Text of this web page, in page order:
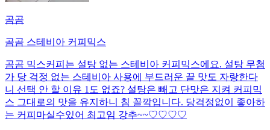
곰곰
곰곰 스테비아 커피믹스
곰곰 믹스커피는 설탕 없는 스테비아 커피믹스에요. 설탕 무첨
가 당 걱정 없는 스테비아 사용에 부드러운 끝 맛도 자랑한다
니 선택 안 할 이유 1도 없죠? 설탕은 빼고 단맛은 지켜 커피믹
스 그대로의 맛을 유지하니 침 꼴깍입니다. 당걱정없이 좋아하
는 커피마실수있어 최고임 강추~~♡♡♡♡